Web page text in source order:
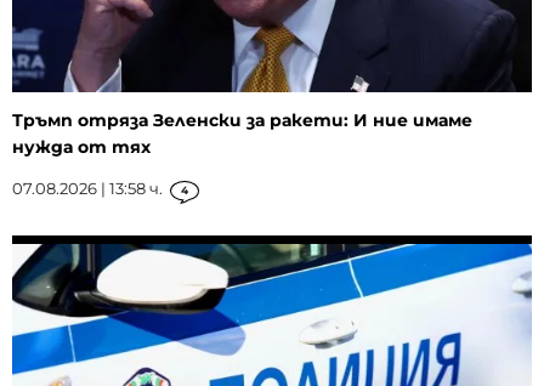
Тръмп отряза Зеленски за ракети: И ние имаме
нужда от тях
07.08.2026 | 13:58 ч. 4